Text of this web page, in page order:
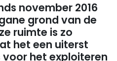
november 2016
grond van de
ruimte is zo
het een uiterst
het exploiteren